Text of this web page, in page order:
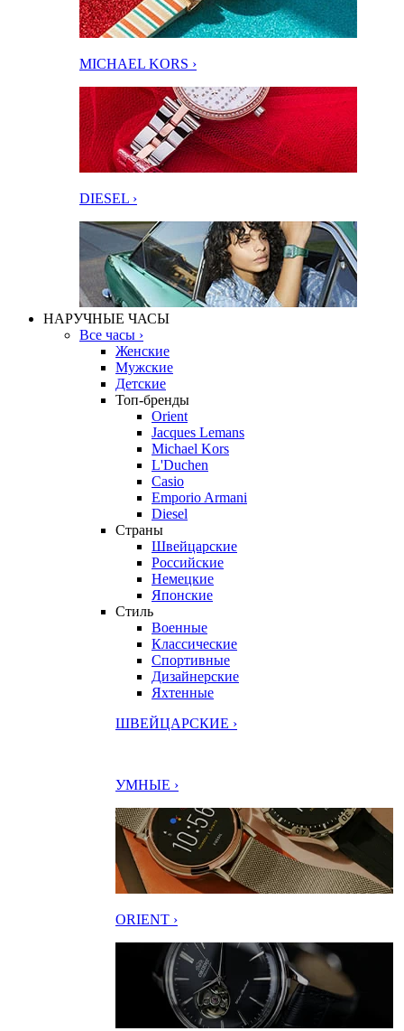
MICHAEL KORS ›
DIESEL ›
НАРУЧНЫЕ ЧАСЫ
Все часы ›
Женские
Мужские
Детские
Топ-бренды
Orient
Jacques Lemans
Michael Kors
L'Duchen
Casio
Emporio Armani
Diesel
Страны
Швейцарские
Российские
Немецкие
Японские
Стиль
Военные
Классические
Спортивные
Дизайнерские
Яхтенные
ШВЕЙЦАРСКИЕ ›
УМНЫЕ ›
ORIENT ›